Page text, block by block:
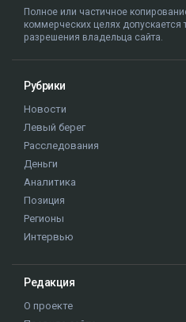
Полное или частичное
коммерческих целях допускается
разрешения владельца сайта.
Рубрики
Новости
Левый берег
Расследования
Деньги
Аналитика
Позиция
Регионы
Интервью
Редакция
О проекте